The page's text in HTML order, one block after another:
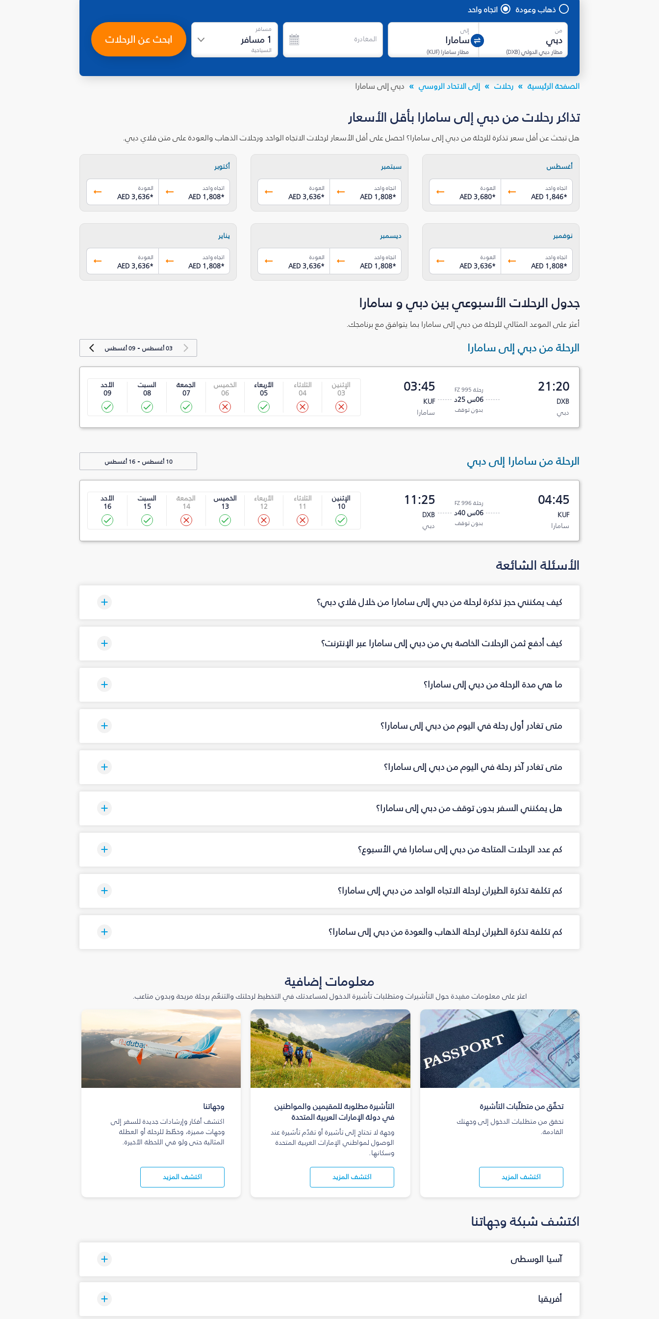
ذهاب وعودة اتجاه واحد
من
مطار دبي الدولي(
DXB
)
إلى
مطار سامارا(
KUF
)
المغادرة
مسافر
1 مسافر
السياحية
ابحث عن الرحلات
الصفحة الرئيسية رحلات إلى الاتحاد الروسي دبي إلى سامارا
تذاكر رحلات من دبي إلى سامارا بأقل الأسعار
هل تبحث عن أقل سعر تذكرة للرحلة من دبي إلى سامارا؟ احصل على أقل الأسعار لرحلات الاتجاه الواحد ورحلات الذهاب والعودة على متن فلاي دبي.
أغسطس
اتجاه واحد
AED 1,846*
العودة
AED 3,680*
سبتمبر
اتجاه واحد
AED 1,808*
العودة
AED 3,636*
أكتوبر
اتجاه واحد
AED 1,808*
العودة
AED 3,636*
نوفمبر
اتجاه واحد
AED 1,808*
العودة
AED 3,636*
ديسمبر
اتجاه واحد
AED 1,808*
العودة
AED 3,636*
يناير
اتجاه واحد
AED 1,808*
العودة
AED 3,636*
جدول الرحلات الأسبوعي بين دبي و سامارا
أعثر على الموعد المثالي للرحلة من دبي إلى سامارا بما يتوافق مع برنامجك.
الرحلة من دبي إلى سامارا 03 أغسطس -09 أغسطس
21:20
DXB
دبي
رحلة FZ 995
06س 25د
بدون توقف
03:45
KUF
سامارا
الإثنين
03
الثلاثاء
04
الأربعاء
05
الخميس
06
الجمعة
07
السبت
08
الأحد
09
الرحلة من سامارا إلى دبي 10 أغسطس -16 أغسطس
04:45
KUF
سامارا
رحلة FZ 996
06س 40د
بدون توقف
11:25
DXB
دبي
الإثنين
10
الثلاثاء
11
الأربعاء
12
الخميس
13
الجمعة
14
السبت
15
الأحد
16
الأسئلة الشائعة
كيف يمكنني حجز تذكرة لرحلة من دبي إلى سامارا من خلال فلاي دبي؟
كيف أدفع ثمن الرحلات الخاصة بي من دبي إلى سامارا عبر الإنترنت؟
ما هي مدة الرحلة من دبي إلى سامارا؟
متى تغادر أول رحلة في اليوم من دبي إلى سامارا؟
متى تغادر آخر رحلة في اليوم من دبي إلى سامارا؟
هل يمكنني السفر بدون توقف من دبي إلى سامارا؟
كم عدد الرحلات المتاحة من دبي إلى سامارا في الأسبوع؟
كم تكلفة تذكرة الطيران لرحلة الاتجاه الواحد من دبي إلى سامارا؟
كم تكلفة تذكرة الطيران لرحلة الذهاب والعودة من دبي إلى سامارا؟
معلومات إضافية
اعثر على معلومات مفيدة حول التأشيرات ومتطلبات تأشيرة الدخول لمساعدتك في التخطيط لرحلتك والتنعّم برحلة مريحة وبدون متاعب.
تحقّق من متطلّبات التأشيرة
تحقق من متطلبات الدخول إلى وجهتك
القادمة.
اكتشف المزيد
التأشيرة مطلوبة للمقيمين والمواطنين
في دولة الإمارات العربية المتحدة
وجهة لا تحتاج إلى تأشيرة أو تقدّم تأشيرة عند
الوصول لمواطني الإمارات العربية المتحدة
وسكانها.
اكتشف المزيد
وجهاتنا
اكتشف أفكار وإرشادات جديدة للسفر إلى
وجهات مميزة، وخطّط للرحلة أو العطلة
المثالية حتى ولو في اللحظة الأخيرة.
اكتشف المزيد
اكتشف شبكة وجهاتنا
آسيا الوسطى
أفريقيا